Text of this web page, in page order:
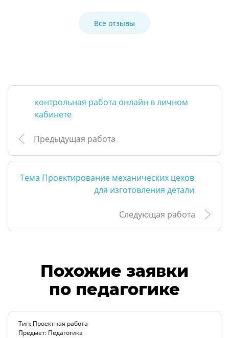
Все отзывы
контрольная работа онлайн в личном
кабинете
Предыдущая работа
Тема Проектирование механических цехов
для изготовления детали
Следующая работа
Похожие заявки
по педагогике
Тип: Проектная работа
Предмет: Педагогика